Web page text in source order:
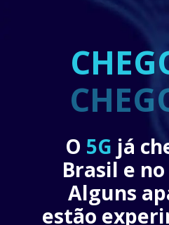
O 5G já
Brasil e
Alguns